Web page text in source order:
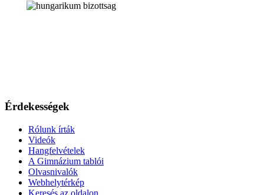
Érdekességek
Rólunk írták
Videók
Hangfelvételek
A Gimnázium tablói
Olvasnivalók
Webhelytérkép
Keresés az oldalon